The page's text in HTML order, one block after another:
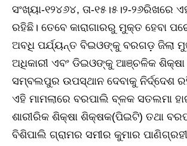
ସଂଖ୍ୟା-୧୨୪୬୪, ତା-୧୫।୫।୨-୨୬ରିଖରେ
ରହିଛି। ତେବେ କାରାଗାରରୁ ମୁକ୍ତ ହେବା
ଅବଧି ପର୍ଯ୍ୟନ୍ତ ବିଇଓଙ୍କୁ ବରଗଡ଼ ଜିଲା
ଅଧିକାରୀ ଏବଂ ଡିଇଓଙ୍କୁ ଆଞ୍ଚଳିକ ଶିକ୍ଷା
ସମ୍ବଲପୁର ଉପସ୍ଥାନ ଦେବାକୁ ନିର୍ଦ୍ଦେଶ
ଏହି ମାମଲାରେ ବରପାଲି ବ୍ଳକ ସତଲମା
ଶାରୀରିକ ଶିକ୍ଷା ଶିକ୍ଷକ(ପିଇଟି) ତଥା
ବିଶିପାଲି ଗ୍ରାମର ସମୀର କୁମାର